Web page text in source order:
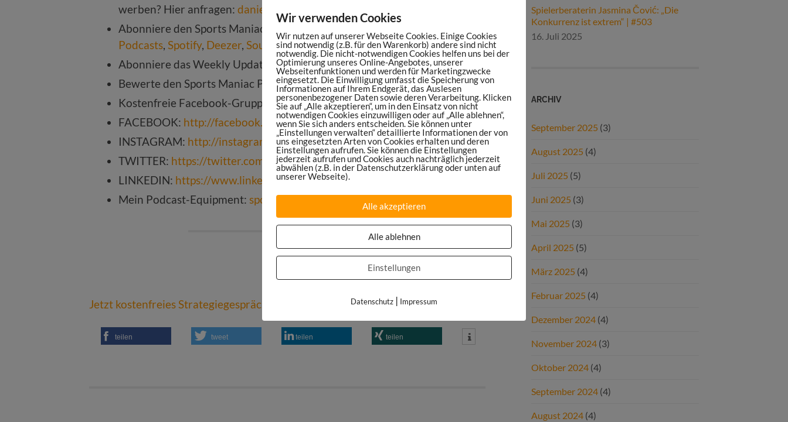
werben? Hier anfragen: danielspruegel.com
Abonniere den Sports Maniac Podcast auf
Podcasts, Spotify, Deezer, SoundcloudoderTuneIn
Abonniere das Weekly Update:
sportsmaniac.de/weekly-update
Bewerte den Sports Maniac Podcast:sportsmaniac.de/bewertung
Kostenfreie Facebook-Gruppe:
https://sportsmaniac.de/community
FACEBOOK: http://facebook.com/sportsmaniacDE
INSTAGRAM: http://instagram.com/danielspruegel
TWITTER: https://twitter.com/DanielSpruegel
LINKEDIN: https://www.linkedin.com/company/sports-maniac
Mein Podcast-Equipment: sportsmaniac.de/meinsetup
Jetzt kostenfreies Strategiegespräch vereinbaren!
teilen tweet teilen teilen
Spielerberaterin Jasmina Čović: „Die
Konkurrenz ist extrem“ | #503
16. Juli 2025
ARCHIV
September 2025 (3)
August 2025 (4)
Juli 2025 (5)
Juni 2025 (3)
Mai 2025 (3)
April 2025 (5)
März 2025 (4)
Februar 2025 (4)
Dezember 2024 (4)
November 2024 (3)
Oktober 2024 (4)
September 2024 (4)
August 2024 (4)
Wir verwenden Cookies
Wir nutzen auf unserer Webseite Cookies. Einige Cookies
sind notwendig (z.B. für den Warenkorb) andere sind nicht
notwendig. Die nicht-notwendigen Cookies helfen uns bei der
Optimierung unseres Online-Angebotes, unserer
Webseitenfunktionen und werden für Marketingzwecke
eingesetzt. Die Einwilligung umfasst die Speicherung von
Informationen auf Ihrem Endgerät, das Auslesen
personenbezogener Daten sowie deren Verarbeitung. Klicken
Sie auf „Alle akzeptieren“, um in den Einsatz von nicht
notwendigen Cookies einzuwilligen oder auf „Alle ablehnen“,
wenn Sie sich anders entscheiden. Sie können unter
„Einstellungen verwalten“ detaillierte Informationen der von
uns eingesetzten Arten von Cookies erhalten und deren
Einstellungen aufrufen. Sie können die Einstellungen
jederzeit aufrufen und Cookies auch nachträglich jederzeit
abwählen (z.B. in der Datenschutzerklärung oder unten auf
unserer Webseite).
Alle akzeptieren
Alle ablehnen
Einstellungen
Datenschutz | Impressum